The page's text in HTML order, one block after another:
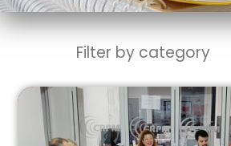
Filter by category